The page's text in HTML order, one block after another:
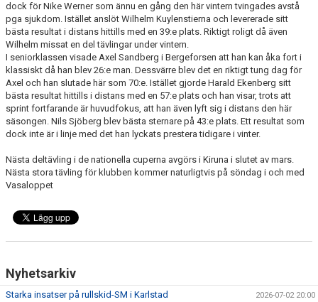
dock för Nike Werner som ännu en gång den här vintern tvingades avstå
pga sjukdom. Istället anslöt Wilhelm Kuylenstierna och levererade sitt
bästa resultat i distans hittills med en 39:e plats. Riktigt roligt då även
Wilhelm missat en del tävlingar under vintern.
I seniorklassen visade Axel Sandberg i Bergeforsen att han kan åka fort i
klassiskt då han blev 26:e man. Dessvärre blev det en riktigt tung dag för
Axel och han slutade här som 70:e. Istället gjorde Harald Ekenberg sitt
bästa resultat hittills i distans med en 57:e plats och han visar, trots att
sprint fortfarande är huvudfokus, att han även lyft sig i distans den här
säsongen. Nils Sjöberg blev bästa sternare på 43:e plats. Ett resultat som
dock inte är i linje med det han lyckats prestera tidigare i vinter.
Nästa deltävling i de nationella cuperna avgörs i Kiruna i slutet av mars.
Nästa stora tävling för klubben kommer naturligtvis på söndag i och med
Vasaloppet
Nyhetsarkiv
Starka insatser på rullskid-SM i Karlstad 2026-07-02 20:00